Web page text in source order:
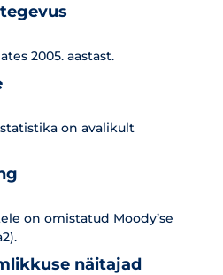
2005. aastast.
on avalikult
on omistatud Moody’se
näitajad